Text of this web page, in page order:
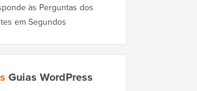
às Perguntas dos
em Segundos
Guias WordPress